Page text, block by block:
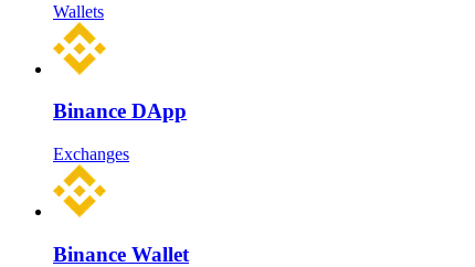
Wallets
Binance DApp
Exchanges
Binance Wallet